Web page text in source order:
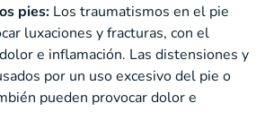
pies: Los traumatismos en el pie
luxaciones y fracturas, con el
e inflamación. Las distensiones y
por un uso excesivo del pie o
pueden provocar dolor e